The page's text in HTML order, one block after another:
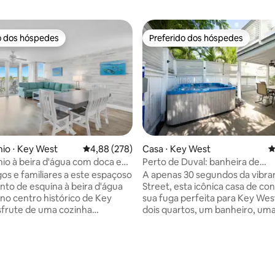
dos hóspedes
dos hóspedes
⋅ Key West 4,88 de uma avaliação média de 5, 278
4,88 (278)
à beira d'água com doca e
da Duval St, aceita animais
e familiares a este espaçoso
de esquina à beira d'água
no centro histórico de Key
de uma cozinha
Preferido dos hóspedes
Preferido dos hóspedes
Casa ⋅ Key West
Perto de Duval: banheira de
hidromassagem, 6 lugares,
privilegiada
A apenas 30 segundos da
Street, esta icônica casa de
sua fuga perfeita para Key
dois quartos, um banheiro,